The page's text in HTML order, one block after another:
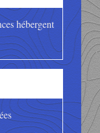
hébergent